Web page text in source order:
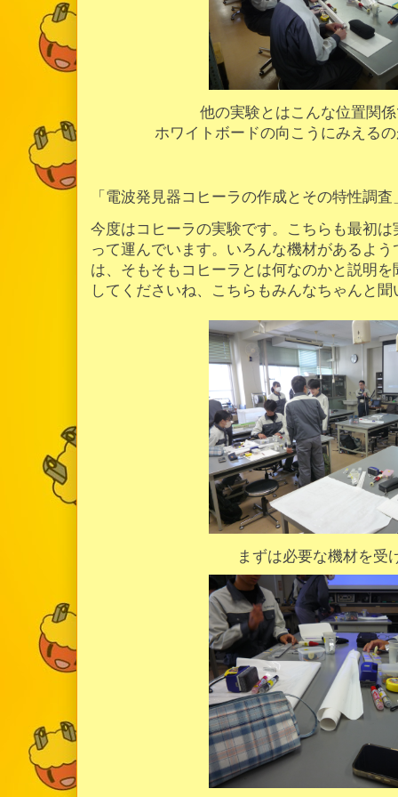
他の実験とはこんな位置関
ホワイトボードの向こうにみえる
「電波発見器コヒーラの作成とその特性調査
今度はコヒーラの実験です。こちらも最初
って運んでいます。いろんな機材があるよ
は、そもそもコヒーラとは何なのかと説明
してくださいね、こちらもみんなちゃんと
まずは必要な機材を受